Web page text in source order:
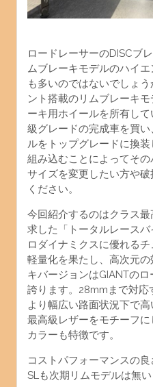
ロードレーサーのDISCブ
ムブレーキモデルのハイ
も多いのではないでしょ
ント搭載のリムブレーキ
ーキ用ホイールを所有し
級グレードの完成車を買
ルをトップグレードに換
組み込むことによってそ
サイズを変更したい方や
ください。
今回紹介するのはクラス
求した「トータルレース
ロダイナミクスに優れる
軽量化を果たし、高次元
キバージョンはGIANTの
誇ります。28mmまで対応
より幅広い路面状況下で高
最高級レザーをモチーフ
カラーも特徴です。
コストパフォーマンスの
SLも次期リムモデルは無い